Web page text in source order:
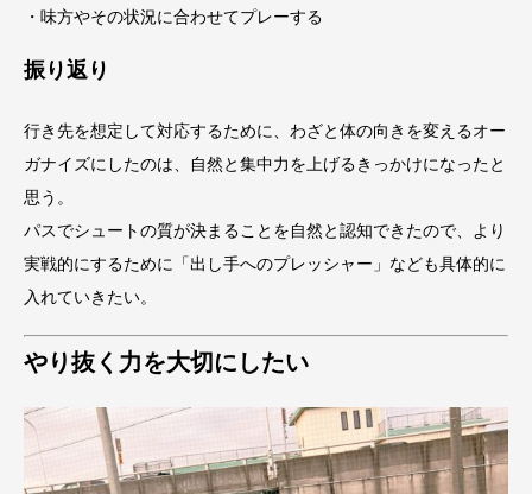
・味方やその状況に合わせてプレーする
振り返り
行き先を想定して対応するために、わざと体の向きを変えるオー
ガナイズにしたのは、自然と集中力を上げるきっかけになったと
思う。
パスでシュートの質が決まることを自然と認知できたので、より
実戦的にするために「出し手へのプレッシャー」なども具体的に
入れていきたい。
やり抜く力を大切にしたい